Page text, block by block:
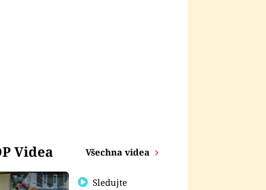
Videa Všechna videa
Sledujte